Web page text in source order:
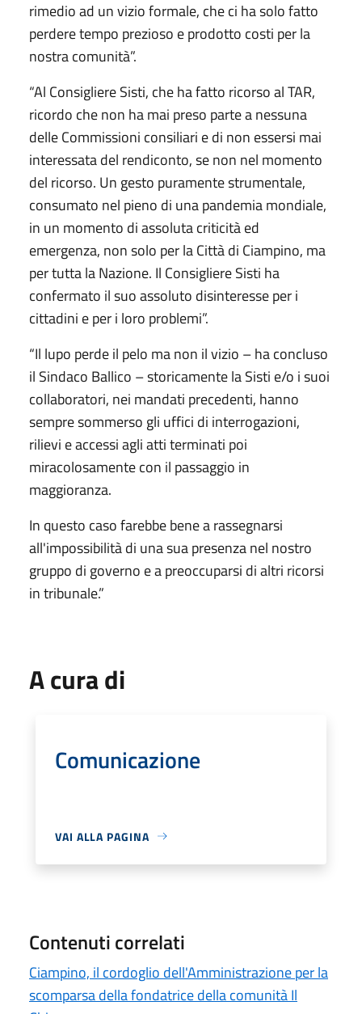
rimedio ad un vizio formale, che ci ha solo fatto
perdere tempo prezioso e prodotto costi per la
nostra comunità”.
“Al Consigliere Sisti, che ha fatto ricorso al TAR,
ricordo che non ha mai preso parte a nessuna
delle Commissioni consiliari e di non essersi mai
interessata del rendiconto, se non nel momento
del ricorso. Un gesto puramente strumentale,
consumato nel pieno di una pandemia mondiale,
in un momento di assoluta criticità ed
emergenza, non solo per la Città di Ciampino, ma
per tutta la Nazione. Il Consigliere Sisti ha
confermato il suo assoluto disinteresse per i
cittadini e per i loro problemi”.
“Il lupo perde il pelo ma non il vizio – ha concluso
il Sindaco Ballico – storicamente la Sisti e/o i suoi
collaboratori, nei mandati precedenti, hanno
sempre sommerso gli uffici di interrogazioni,
rilievi e accessi agli atti terminati poi
miracolosamente con il passaggio in
maggioranza.
In questo caso farebbe bene a rassegnarsi
all'impossibilità di una sua presenza nel nostro
gruppo di governo e a preoccuparsi di altri ricorsi
in tribunale.”
A cura di
Comunicazione
VAI ALLA PAGINA
Contenuti correlati
Ciampino, il cordoglio dell'Amministrazione per la
scomparsa della fondatrice della comunità Il